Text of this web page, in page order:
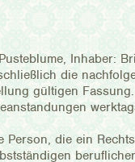
Inhaber:
die
gültigen Fassung.
die ein